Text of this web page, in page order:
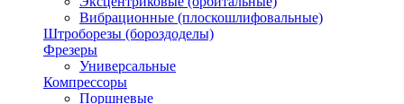
Вибрационные (плоскошлифовальные)
Штроборезы (бороздоделы)
Фрезеры
Универсальные
Компрессоры
Поршневые